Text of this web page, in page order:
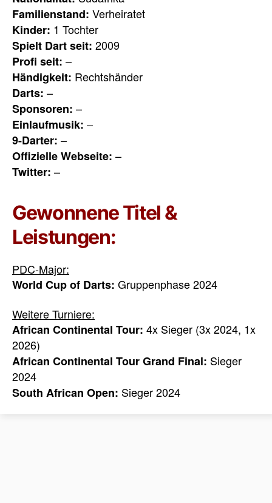
Familienstand: Verheiratet
Kinder: 1 Tochter
Spielt Dart seit: 2009
Profi seit: –
Händigkeit: Rechtshänder
Darts: –
Sponsoren: –
Einlaufmusik: –
9-Darter: –
Offizielle Webseite: –
Twitter: –
Gewonnene Titel &
Leistungen:
PDC-Major:
World Cup of Darts: Gruppenphase 2024
Weitere Turniere:
African Continental Tour: 4x Sieger (3x 2024, 1x
2026)
African Continental Tour Grand Final: Sieger
2024
South African Open: Sieger 2024